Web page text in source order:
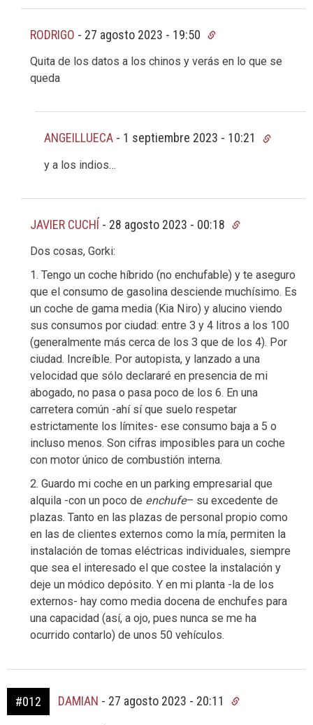
RODRIGO - 27 agosto 2023 - 19:50
Quita de los datos a los chinos y verás en lo que se
queda
ANGEILLUECA - 1 septiembre 2023 - 10:21
y a los indios…
JAVIER CUCHÍ - 28 agosto 2023 - 00:18
Dos cosas, Gorki:
1. Tengo un coche híbrido (no enchufable) y te aseguro
que el consumo de gasolina desciende muchísimo. Es
un coche de gama media (Kia Niro) y alucino viendo
sus consumos por ciudad: entre 3 y 4 litros a los 100
(generalmente más cerca de los 3 que de los 4). Por
ciudad. Increíble. Por autopista, y lanzado a una
velocidad que sólo declararé en presencia de mi
abogado, no pasa o pasa poco de los 6. En una
carretera común -ahí sí que suelo respetar
estrictamente los límites- ese consumo baja a 5 o
incluso menos. Son cifras imposibles para un coche
con motor único de combustión interna.
2. Guardo mi coche en un parking empresarial que
alquila -con un poco de enchufe– su excedente de
plazas. Tanto en las plazas de personal propio como
en las de clientes externos como la mía, permiten la
instalación de tomas eléctricas individuales, siempre
que sea el interesado el que costee la instalación y
deje un módico depósito. Y en mi planta -la de los
externos- hay como media docena de enchufes para
una capacidad (así, a ojo, pues nunca se me ha
ocurrido contarlo) de unos 50 vehículos.
#012 DAMIAN - 27 agosto 2023 - 20:11